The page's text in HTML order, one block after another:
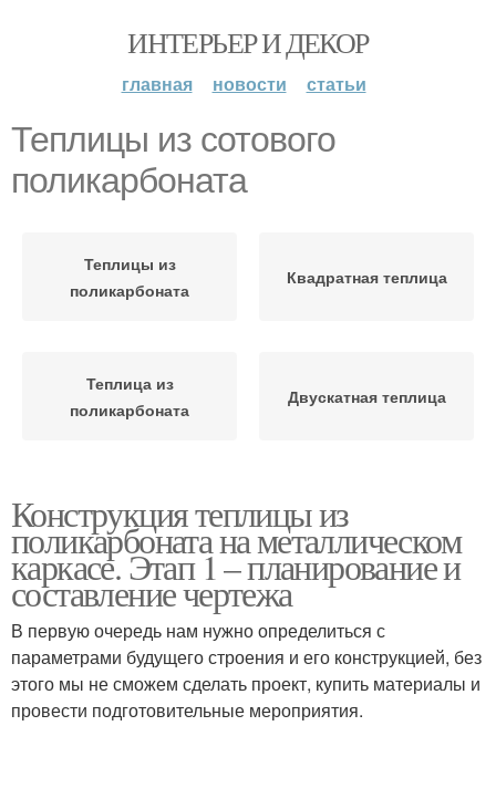
ИНТЕРЬЕР И ДЕКОР
главная новости статьи
Теплицы из сотового
поликарбоната
Теплицы из
поликарбоната
Квадратная теплица
Теплица из
поликарбоната
Двускатная теплица
Конструкция теплицы из
поликарбоната на металлическом
каркасе. Этап 1 – планирование и
составление чертежа
В первую очередь нам нужно определиться с
параметрами будущего строения и его конструкцией, без
этого мы не сможем сделать проект, купить материалы и
провести подготовительные мероприятия.